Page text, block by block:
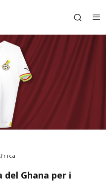
del Ghana per i